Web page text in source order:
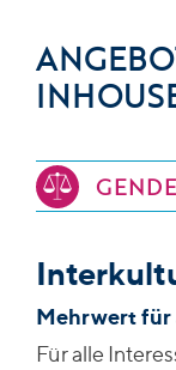
Coaching &
Vorträge
PROFIL
Nutzen
Referenzen
Feedback
Mehrwert für
Für alle